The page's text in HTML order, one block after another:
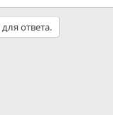
ответа.